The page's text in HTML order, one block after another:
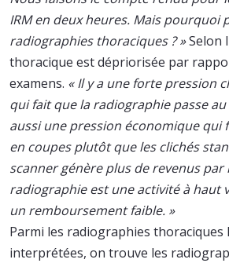
IRM en deux heures. Mais pourquoi
radiographies thoraciques ? »Selon
thoracique est dépriorisée par
examens. « Il y a une forte pression
qui fait que la radiographie passe au
aussi une pression économique qui
en coupes plutôt que les clichés
scanner génère plus de revenus par
radiographie est une activité à haut
un remboursement faible. »
Parmi les radiographies thoraciques
interprétées, on trouve les